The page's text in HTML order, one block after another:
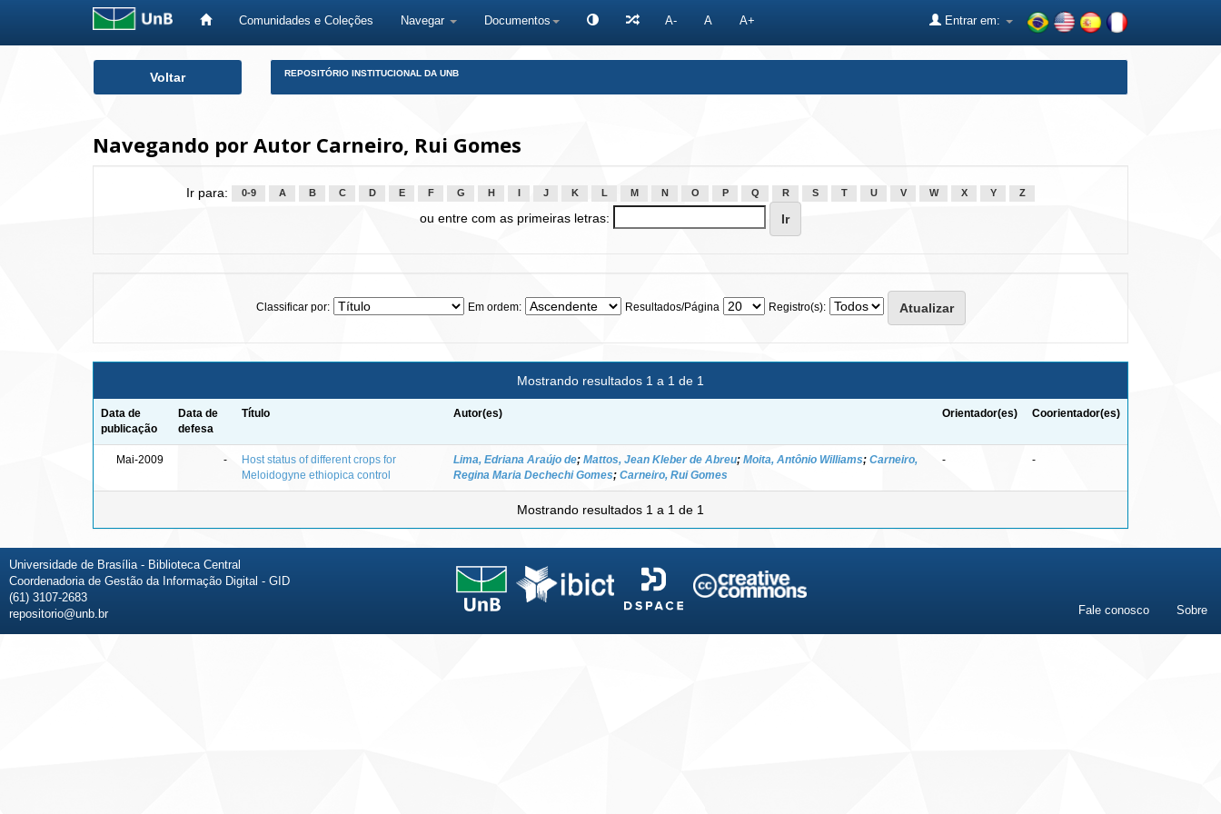
Comunidades e Coleções Navegar Documentos A- A A+ Entrar em:
Voltar REPOSITÓRIO INSTITUCIONAL DA UNB
Navegando por Autor Carneiro, Rui Gomes
Ir para: 0-9 A B C D E F G H J K L M N O P Q R S T U V W X Y Z
ou entre com as primeiras letras:
Classificar por: Em ordem: Resultados/Página Registro(s):
Mostrando resultados 1 a 1 de 1
Data de
publicação
Data de
defesa
Título Autor(es) Orientador(es) Coorientador(es)
Mai-2009 -
Host status of different crops for
Meloidogyne ethiopica control
Lima, Edriana Araújo de; Mattos, Jean Kleber de Abreu; Moita, Antônio Williams; Carneiro,
Regina Maria Dechechi Gomes; Carneiro, Rui Gomes
- -
Mostrando resultados 1 a 1 de 1
Universidade de Brasília - Biblioteca Central
Coordenadoria de Gestão da Informação Digital - GID
(61) 3107-2683
repositorio@unb.br
Fale conosco Sobre